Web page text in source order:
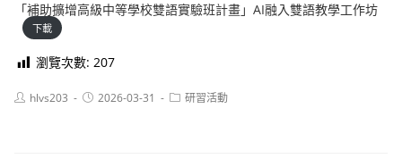
「補助擴增高級中等學校雙語實驗班計畫」AI融入雙語教學工作坊
下載
瀏覽次數: 207
Posthlvs203
Post2026-03-31
Post研習活動